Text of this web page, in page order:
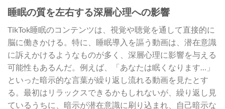
睡眠の質を左右する深層心理への影響
TikTok睡眠のコンテンツは、視覚や聴覚を通して直接的に
脳に働きかける。特に、睡眠導入を謳う動画は、潜在意識
に訴えかけるようなものが多く、深層心理に影響を与える
可能性もあるんだ。例えば、「あなたは眠くなります…」
といった暗示的な言葉が繰り返し流れる動画を見たとす
る。最初はリラックスできるかもしれないが、繰り返し見
ているうちに、暗示が潜在意識に刷り込まれ、自己暗示な